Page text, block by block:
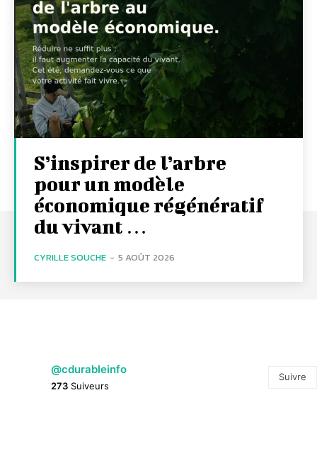
S’inspirer de l’arbre
pour un modèle
économique régénératif
du vivant …
CYRILLE SOUCHE - 5 AOÛT 2026
@cdurableinfo
273 Suiveurs
Suivre